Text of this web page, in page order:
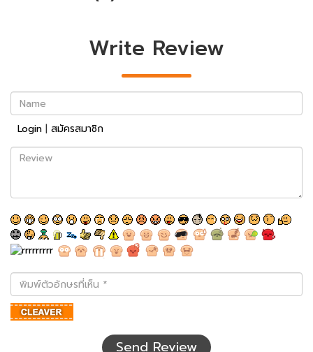
Write Review
Name
Login | สมัครสมาชิก
Review
พิมพ์
ตัว
อักษร
ที่
Send Review